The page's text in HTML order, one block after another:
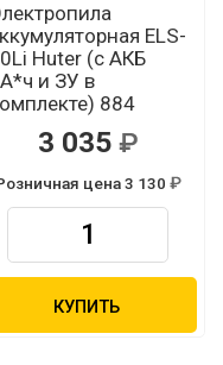
ELS-
Huter (с АКБ
и ЗУ в
884
3 035
цена 3 130
КУПИТЬ